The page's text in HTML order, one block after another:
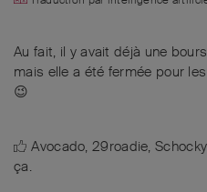
Au fait, il y avait déjà une
mais elle a été fermée pour
😉
Avocado,29roadie,Schocky
ça.